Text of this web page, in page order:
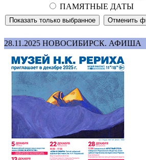
ПАМЯТНЫЕ ДАТЫ
28.11.2025 НОВОСИБИРСК. АФИША